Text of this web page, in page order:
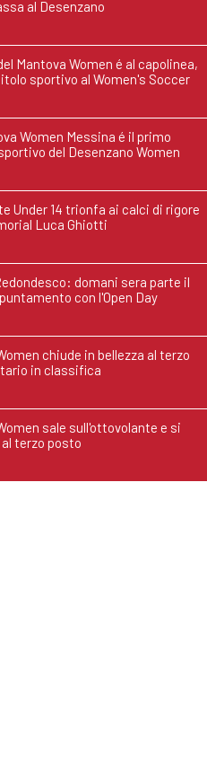
al Desenzano
Mantova Women é al capolinea,
sportivo al Women's Soccer
Women Messina é il primo
del Desenzano Women
Under 14 trionfa ai calci di rigore
Luca Ghiotti
domani sera parte il
con l'Open Day
chiude in bellezza al terzo
in classifica
sale sull'ottovolante e si
terzo posto